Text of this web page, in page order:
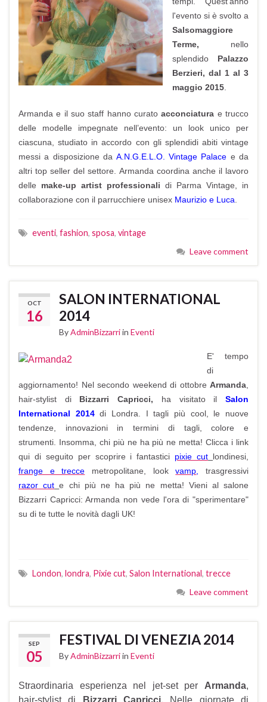
l'evento si è svolto a
Salsomaggiore
Terme, nello
splendido Palazzo
Berzieri, dal 1 al 3
maggio 2015.
Armanda e il suo staff hanno curatoacconciatura e trucco
delle modelle impegnate nell’evento: un look unico per
ciascuna, studiato in accordo con gli splendidi abiti vintage
messi a disposizione da A.N.G.E.L.O. Vintage Palace e da
altri top seller del settore. Armanda coordina anche il lavoro
delle make-up artist professionali di Parma Vintage, in
collaborazione con il parrucchiere unisex Maurizio e Luca.
eventi, fashion, sposa, vintage
Leave comment
OCT
16
SALON INTERNATIONAL
2014
ByAdminBizzarriin Eventi
E' tempo
di
aggiornamento! Nel secondo weekend di ottobre Armanda,
hair-stylist di Bizzarri Capricci, ha visitato ilSalon
International 2014di Londra. I tagli più cool, le nuove
tendenze, innovazioni in termini di tagli, colore e
strumenti. Insomma, chi più ne ha più ne metta! Clicca i link
qui di seguito per scoprire i fantastici pixie cut londinesi,
frange e trecce metropolitane, lookvamp,trasgressivi
razor cut e chi più ne ha più ne metta! Vieni al salone
Bizzarri Capricci: Armanda non vede l'ora di "sperimentare"
su di te tutte le novità dagli UK!
London, londra, Pixie cut, Salon International, trecce
Leave comment
SEP
05
FESTIVAL DI VENEZIA 2014
ByAdminBizzarriin Eventi
Straordinaria esperienza nel jet-set per Armanda,